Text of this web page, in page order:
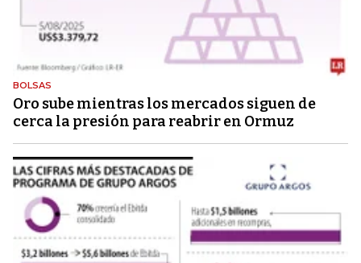
BOLSAS
Oro sube mientras los mercados siguen de
cerca la presión para reabrir en Ormuz